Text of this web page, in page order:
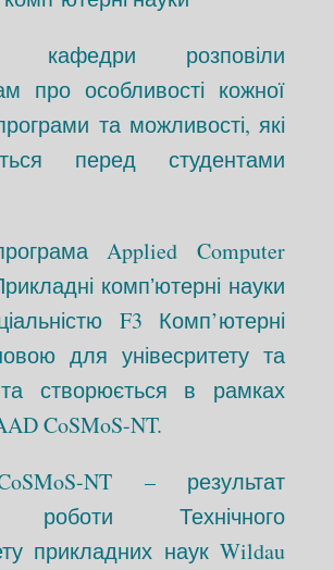
кафедри розповіли
про особливості кожної
та можливості, які
перед студентами
Applied Computer
компʼютерні науки
F3 Комп’ютерні
для унівесритету та
створюється в рамках
CoSMoS-NT.
NT – результат
роботи Технічного
прикладних наук Wildau